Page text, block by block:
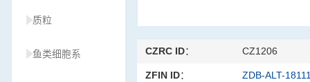
质粒
鱼类细胞系 CZRC ID： CZ1206
ZFIN ID： ZDB-ALT-